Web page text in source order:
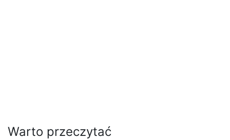
Warto przeczytać